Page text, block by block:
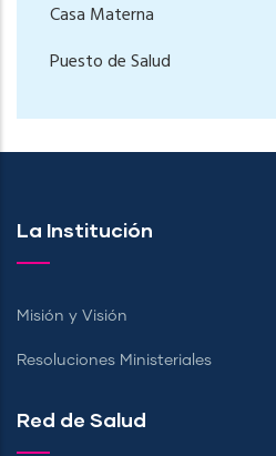
Casa Materna
Puesto de Salud
La Institución
Misión y Visión
Resoluciones Ministeriales
Red de Salud